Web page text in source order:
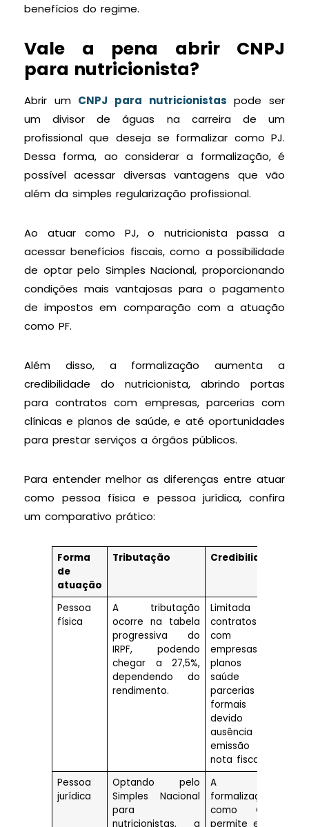
benefícios do regime.
Vale a pena abrir CNPJ
para nutricionista?
Abrir um CNPJ para nutricionistas pode ser
um divisor de águas na carreira de um
profissional que deseja se formalizar como PJ.
Dessa forma, ao considerar a formalização, é
possível acessar diversas vantagens que vão
além da simples regularização profissional.
Ao atuar como PJ, o nutricionista passa a
acessar benefícios fiscais, como a possibilidade
de optar pelo Simples Nacional, proporcionando
condições mais vantajosas para o pagamento
de impostos em comparação com a atuação
como PF.
Além disso, a formalização aumenta a
credibilidade do nutricionista, abrindo portas
para contratos com empresas, parcerias com
clínicas e planos de saúde, e até oportunidades
para prestar serviços a órgãos públicos.
Para entender melhor as diferenças entre atuar
como pessoa física e pessoa jurídica, confira
um comparativo prático:
Forma
de
atuação
Tributação Credibilidade
Pessoa
física
A tributação
ocorre na tabela
progressiva do
IRPF, podendo
chegar a 27,5%,
dependendo do
rendimento.
Limitada para
contratos
com
empresas,
planos de
saúde e
parcerias
formais
devido à
ausência de
emissão de
nota fiscal.
Pessoa
jurídica
Optando pelo
Simples Nacional
para
nutricionistas, a
A
formalização
como CNPJ
permite emitir